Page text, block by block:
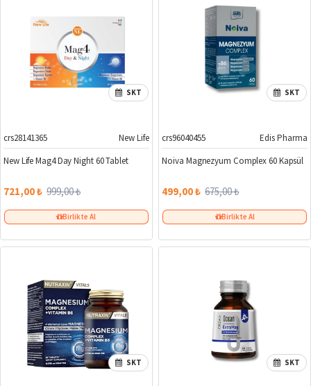
%28
SKT
crs28141365
New Life
New Life Mag4 Day Night 60 Tablet
721,00 ₺ 999,00 ₺
Birlikte Al
%26
SKT
crs96040455
Edis Pharma
Noiva Magnezyum Complex 60 Kapsül
499,00 ₺ 675,00 ₺
Birlikte Al
SKT SKT